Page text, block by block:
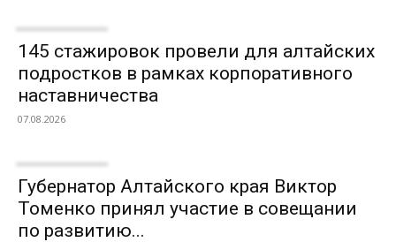
145 стажировок провели для алтайских
подростков в рамках корпоративного
наставничества
07.08.2026
Губернатор Алтайского края Виктор
Томенко принял участие в совещании
по развитию...